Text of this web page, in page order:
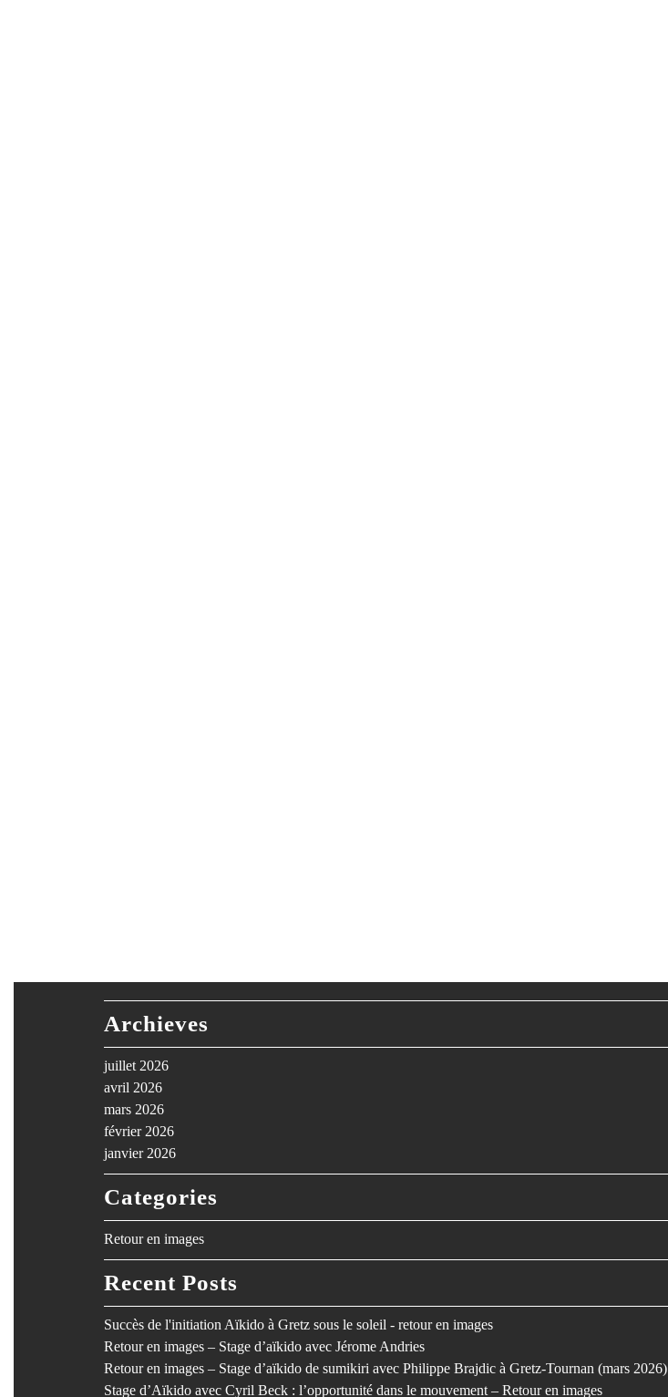
Archieves
juillet 2026
avril 2026
mars 2026
février 2026
janvier 2026
Categories
Retour en images
Recent Posts
Succès de l'initiation Aïkido à Gretz sous le soleil - retour en images
Retour en images – Stage d’aïkido avec Jérome Andries
Retour en images – Stage d’aïkido de sumikiri avec Philippe Brajdic à Gretz-Tournan (mars 2026)
Stage d’Aïkido avec Cyril Beck : l’opportunité dans le mouvement – Retour en images